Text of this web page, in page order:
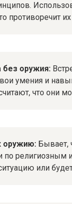
противоречит
оружия:
умения и
что они
оружию: Бывает,
по религиозным
или